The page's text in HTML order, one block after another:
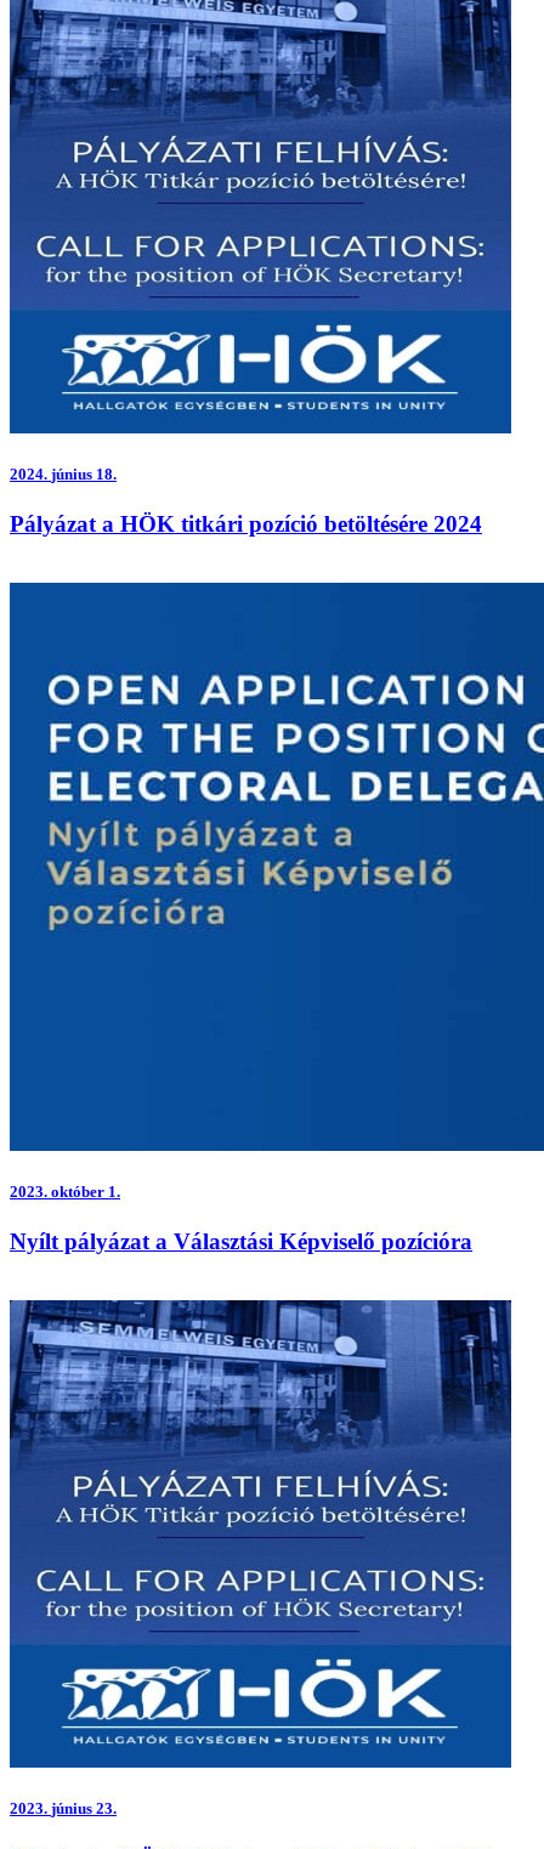
2024. június 18.
Pályázat a HÖK titkári pozíció betöltésére 2024
2023. október 1.
Nyílt pályázat a Választási Képviselő pozícióra
2023. június 23.